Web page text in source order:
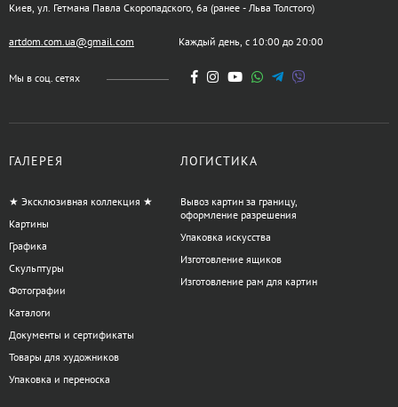
Киев, ул. Гетмана Павла Скоропадского, 6а (ранее - Льва Толстого)
artdom.com.ua@gmail.com Каждый день, с 10:00 до 20:00
Мы в соц. сетях
ГАЛЕРЕЯ
★ Эксклюзивная коллекция ★
Картины
Графика
Скульптуры
Фотографии
Каталоги
Документы и сертификаты
Товары для художников
Упаковка и переноска
ЛОГИСТИКА
Вывоз картин за границу,
оформление разрешения
Упаковка искусства
Изготовление ящиков
Изготовление рам для картин